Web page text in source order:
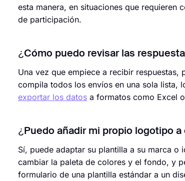
esta manera, en situaciones que requieren
de participación.
¿Cómo puedo revisar las
Una vez que empiece a recibir
compila todos los envíos en una sola lista,
exportar los datos a formatos como Excel
¿Puedo añadir mi propio logotipo a
Sí, puede adaptar su plantilla a su marca
cambiar la paleta de colores y el fondo, y
formulario de una plantilla estándar a un